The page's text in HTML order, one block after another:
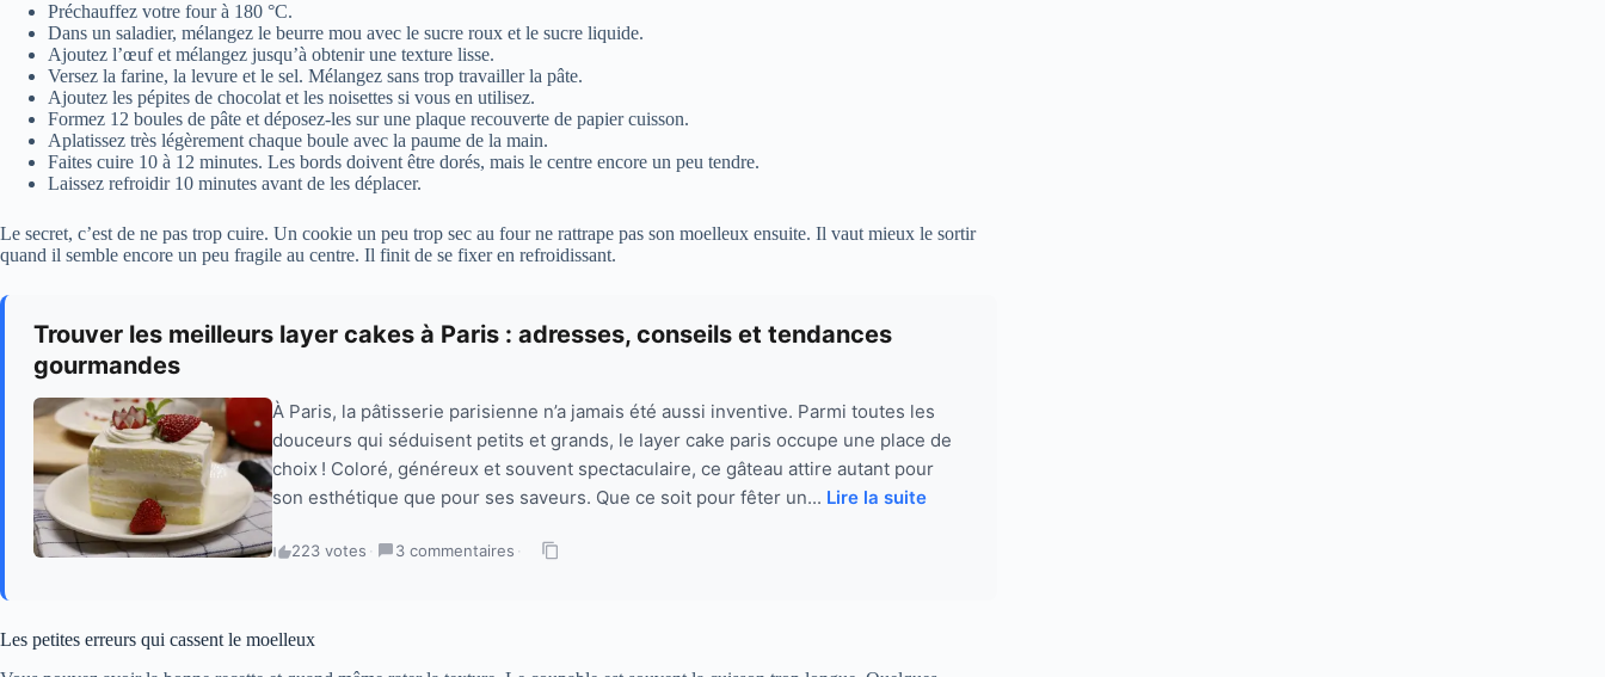
Préchauffez votre four à 180 °C.
Dans un saladier, mélangez le beurre mou avec le sucre roux et le sucre liquide.
Ajoutez l’œuf et mélangez jusqu’à obtenir une texture lisse.
Versez la farine, la levure et le sel. Mélangez sans trop travailler la pâte.
Ajoutez les pépites de chocolat et les noisettes si vous en utilisez.
Formez 12 boules de pâte et déposez-les sur une plaque recouverte de papier cuisson.
Aplatissez très légèrement chaque boule avec la paume de la main.
Faites cuire 10 à 12 minutes. Les bords doivent être dorés, mais le centre encore un peu tendre.
Laissez refroidir 10 minutes avant de les déplacer.
Le secret, c’est de ne pas trop cuire. Un cookie un peu trop sec au four ne rattrape pas son moelleux ensuite. Il vaut mieux le sortir
quand il semble encore un peu fragile au centre. Il finit de se fixer en refroidissant.
Trouver les meilleurs layer cakes à Paris : adresses, conseils et tendances
gourmandes
À Paris, la pâtisserie parisienne n’a jamais été aussi inventive. Parmi toutes les
douceurs qui séduisent petits et grands, le layer cake paris occupe une place de
choix ! Coloré, généreux et souvent spectaculaire, ce gâteau attire autant pour
son esthétique que pour ses saveurs. Que ce soit pour fêter un... Lire la suite
223 votes · 3 commentaires ·
Les petites erreurs qui cassent le moelleux